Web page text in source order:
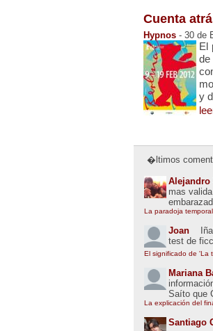
Cuenta
Hypnos - 30 de
El
de
y
�ltimos
Alejandro
mas
La paradoja
Joan
test de
El significado de 'La
Mariana
Saíto que
La explicación del
Santiago